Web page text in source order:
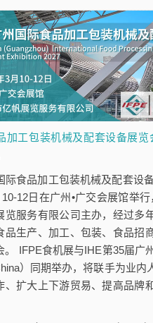
加工包装机械及配套设备展览
际食品加工包装机械及配套设
12日在广州•广交会展馆举
览服务有限公司主办，经过多
品生产、加工、包装、食品招
。 IFPE食机展与IHE第35届广
）同期举办，将联手为业内
、扩大上下游贸易、提高品牌